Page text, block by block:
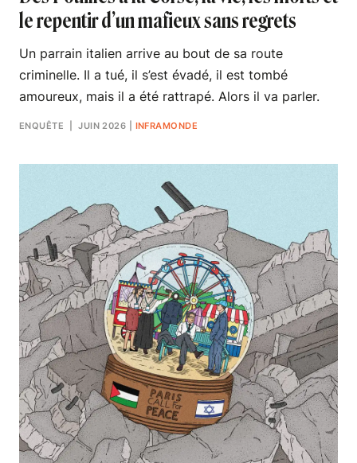
le repentir d’un mafieux sans regrets
Un parrain italien arrive au bout de sa route
criminelle. Il a tué, il s’est évadé, il est tombé
amoureux, mais il a été rattrapé. Alors il va parler.
ENQUÊTE | JUIN 2026 INFRAMONDE